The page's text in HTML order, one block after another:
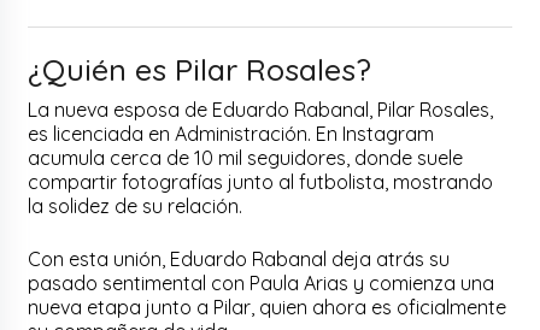
¿Quién es Pilar Rosales?
La nueva esposa de Eduardo Rabanal, Pilar Rosales,
es licenciada en Administración. En Instagram
acumula cerca de 10 mil seguidores, donde suele
compartir fotografías junto al futbolista, mostrando
la solidez de su relación.
Con esta unión, Eduardo Rabanal deja atrás su
pasado sentimental con Paula Arias y comienza una
nueva etapa junto a Pilar, quien ahora es oficialmente